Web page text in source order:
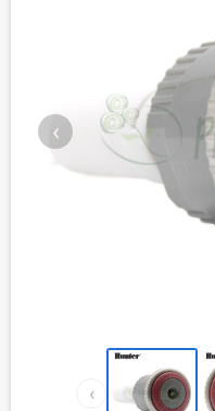
‹
‹